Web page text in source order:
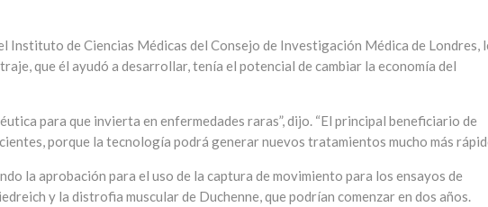
Instituto de Ciencias Médicas del Consejo de Investigación Médica de Londres,
que él ayudó a desarrollar, tenía el potencial de cambiar la economía del
para que invierta en enfermedades raras”, dijo. “El principal beneficiario de
porque la tecnología podrá generar nuevos tratamientos mucho más
la aprobación para el uso de la captura de movimiento para los ensayos de
y la distrofia muscular de Duchenne, que podrían comenzar en dos años.